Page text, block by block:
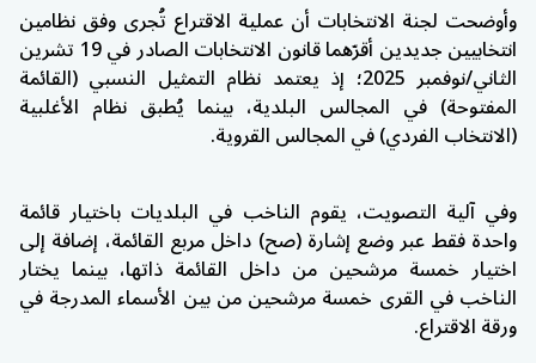
وأوضحت لجنة الانتخابات أن عملية الاقتراع تُجرى وفق نظامين
انتخابيين جديدين أقرّهما قانون الانتخابات الصادر في 19 تشرين
الثاني/نوفمبر 2025؛ إذ يعتمد نظام التمثيل النسبي (القائمة
المفتوحة) في المجالس البلدية، بينما يُطبق نظام الأغلبية
(الانتخاب الفردي) في المجالس القروية.
وفي آلية التصويت، يقوم الناخب في البلديات باختيار قائمة
واحدة فقط عبر وضع إشارة (صح) داخل مربع القائمة، إضافة إلى
اختيار خمسة مرشحين من داخل القائمة ذاتها، بينما يختار
الناخب في القرى خمسة مرشحين من بين الأسماء المدرجة في
ورقة الاقتراع.